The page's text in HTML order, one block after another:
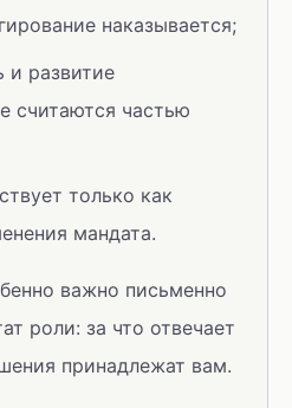
наказывается;
и развитие
считаются частью
только как
мандата.
важно письменно
роли: за что отвечает
принадлежат вам.